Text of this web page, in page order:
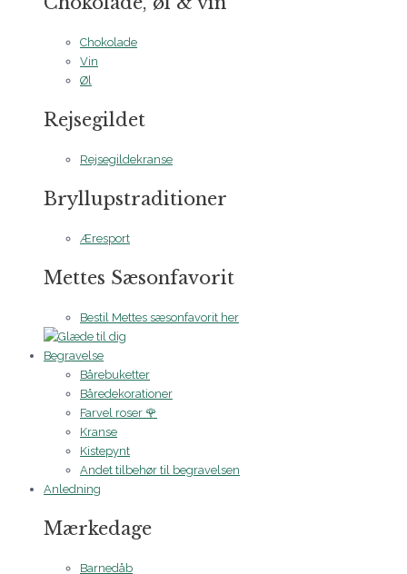
Chokolade
Vin
Øl
Rejsegildet
Rejsegildekranse
Bryllupstraditioner
Æresport
Mettes Sæsonfavorit
Bestil Mettes sæsonfavorit her
Begravelse
Bårebuketter
Båredekorationer
Farvel roser 🌹
Kranse
Kistepynt
Andet tilbehør til begravelsen
Anledning
Mærkedage
Barnedåb